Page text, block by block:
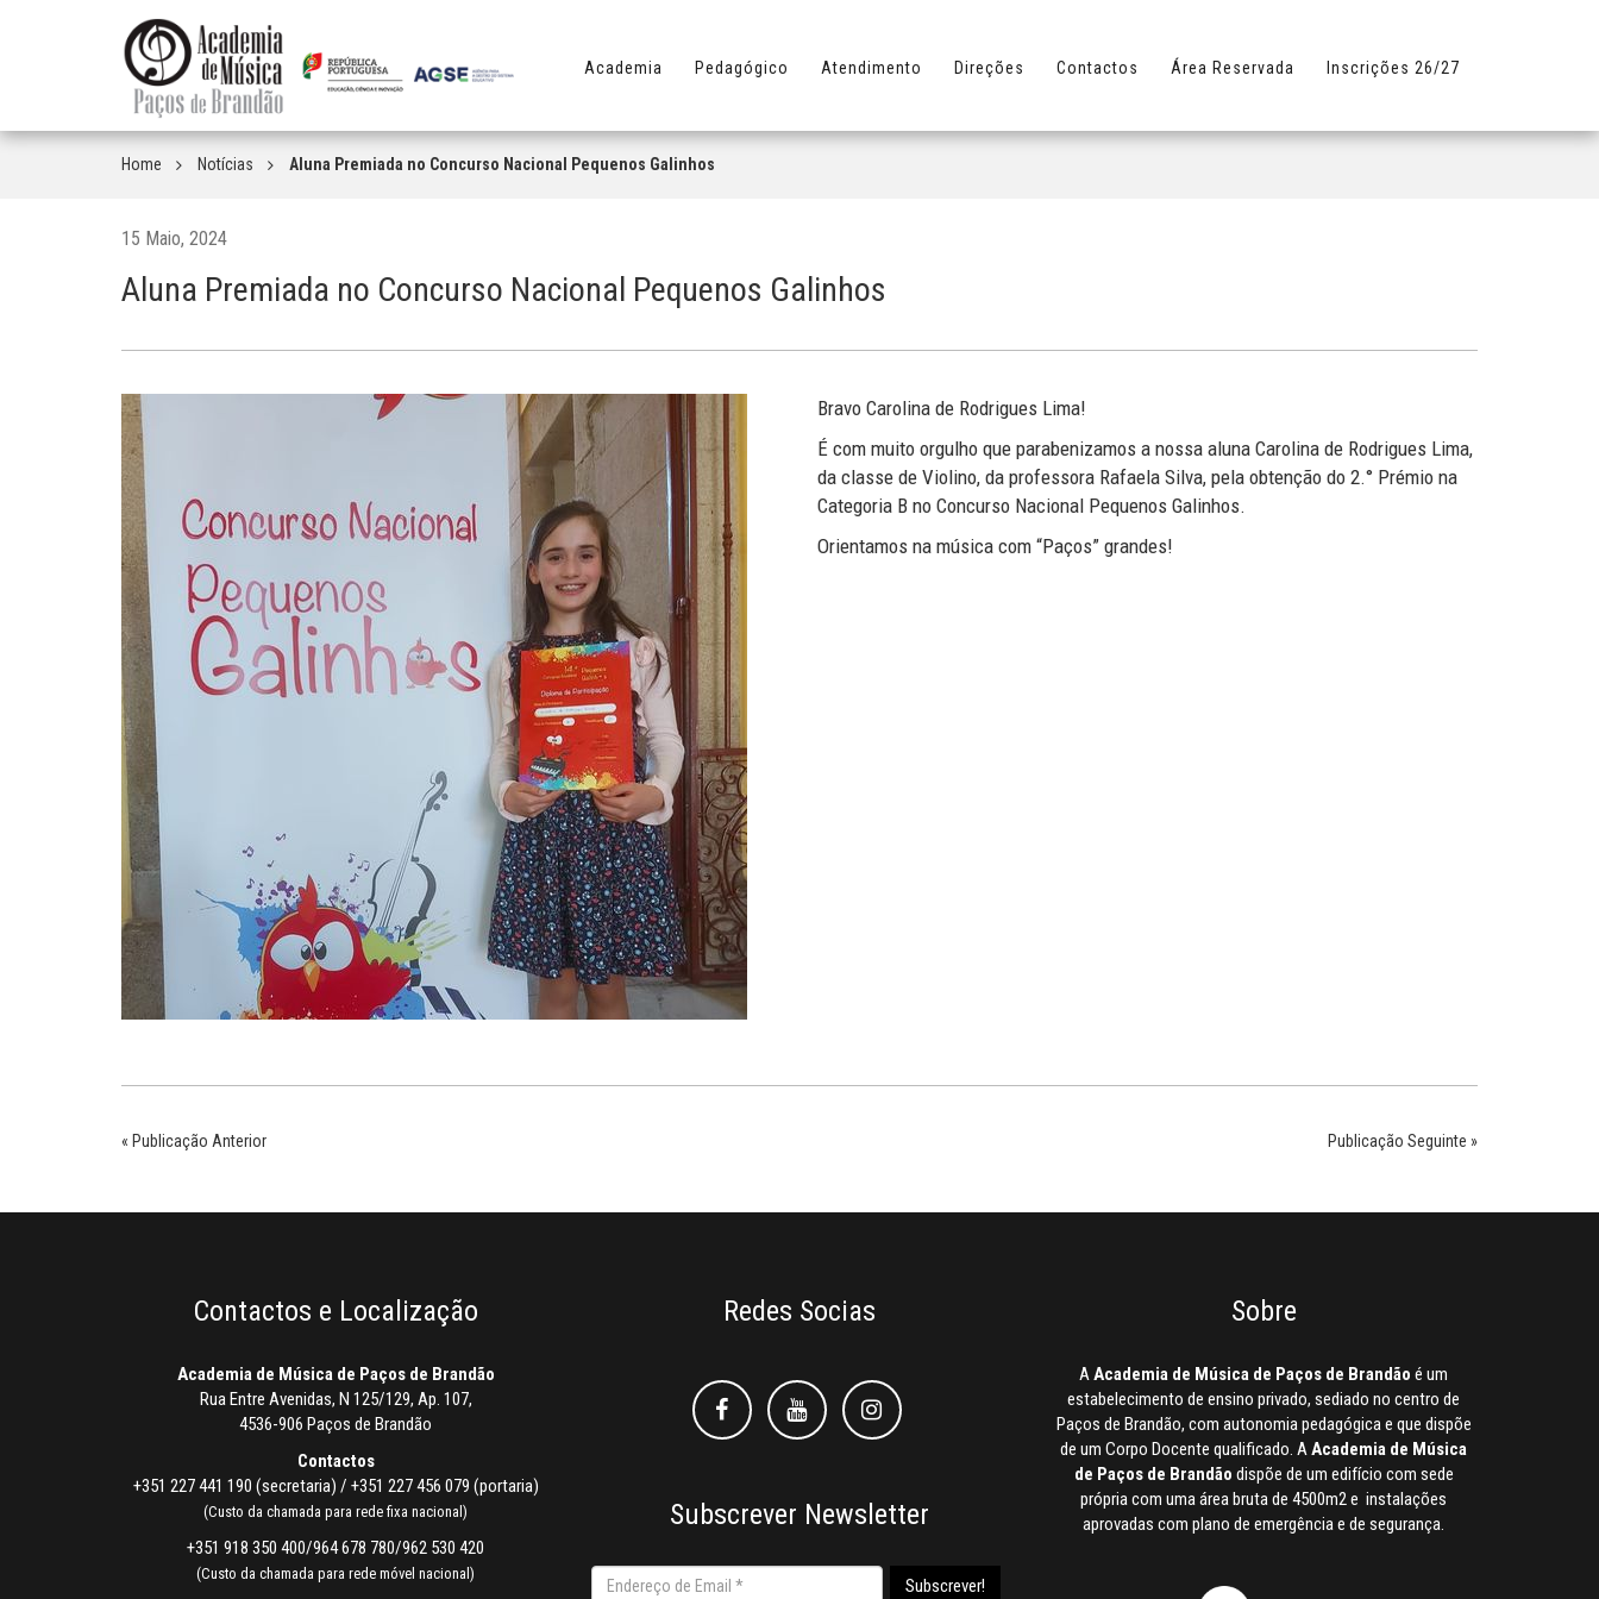
Academia Pedagógico Atendimento Direções Contactos Área Reservada Inscrições 26/27
Home Notícias Aluna Premiada no Concurso Nacional Pequenos Galinhos
15 Maio, 2024
Aluna Premiada no Concurso Nacional Pequenos Galinhos
Bravo Carolina de Rodrigues Lima!
É com muito orgulho que parabenizamos a nossa aluna Carolina de Rodrigues Lima,
da classe de Violino, da professora Rafaela Silva, pela obtenção do 2.° Prémio na
Categoria B no Concurso Nacional Pequenos Galinhos.
Orientamos na música com “Paços” grandes!
« Publicação Anterior Publicação Seguinte »
Contactos e Localização
Academia de Música de Paços de Brandão
Rua Entre Avenidas, N 125/129, Ap. 107,
4536-906 Paços de Brandão
Contactos
+351 227 441 190 (secretaria) / +351 227 456 079 (portaria)
(Custo da chamada para rede fixa nacional)
+351 918 350 400/964 678 780/962 530 420
(Custo da chamada para rede móvel nacional)
Redes Socias
FacebookFacebookInstagram
Subscrever Newsletter
Sobre
AAcademia de Música de Paços de Brandão é um
estabelecimento de ensino privado, sediado no centro de
Paços de Brandão, com autonomia pedagógica e que dispõe
de um Corpo Docente qualificado. AAcademia de Música
de Paços de Brandão dispõe de um edifício com sede
própria com uma área bruta de 4500m2 e instalações
aprovadas com plano de emergência e de segurança.